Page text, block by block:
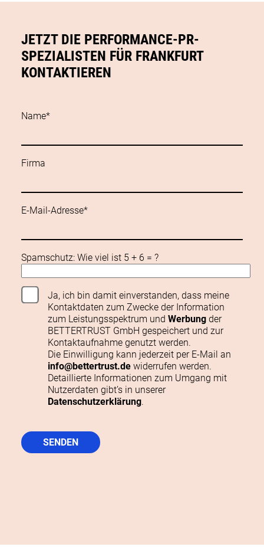
JETZT DIE PERFORMANCE-PR-
SPEZIALISTEN FÜR FRANKFURT
KONTAKTIEREN
Name*
Firma
E-Mail-Adresse*
Spamschutz: Wie viel ist 5 + 6 = ?
Ja, ich bin damit einverstanden, dass meine
Kontaktdaten zum Zwecke der Information
zum Leistungsspektrum und Werbung der
BETTERTRUST GmbH gespeichert und zur
Kontaktaufnahme genutzt werden.
Die Einwilligung kann jederzeit per E-Mail an
info@bettertrust.de widerrufen werden.
Detaillierte Informationen zum Umgang mit
Nutzerdaten gibt’s in unserer
Datenschutzerklärung.
SENDEN